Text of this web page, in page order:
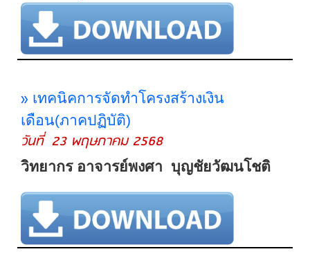
» เทคนิคการจัดทำโครงสร้างเงิน
เดือน(ภาคปฏิบัติ)
วันที่ 23 พฤษภาคม 2568
วิทยากร อาจารย์พงศา บุญชัยวัฒนโชติ